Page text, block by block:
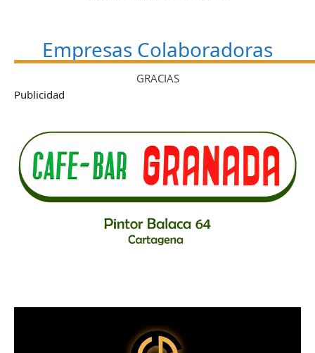
Empresas Colaboradoras
GRACIAS
Publicidad